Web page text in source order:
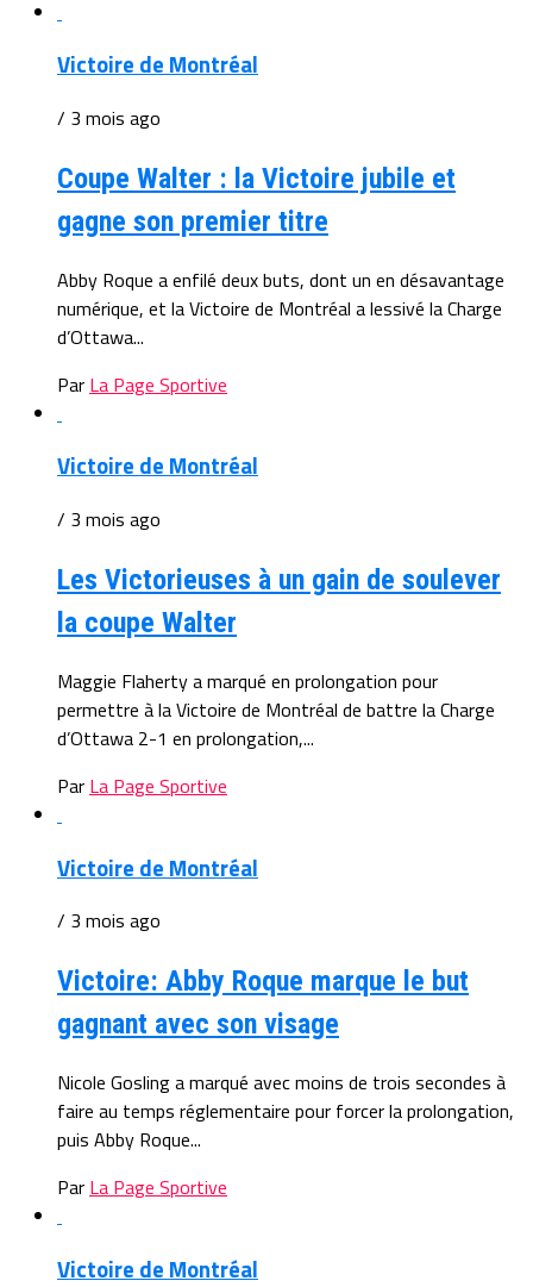
Victoire de Montréal
/ 3 mois ago
Coupe Walter : la Victoire jubile et
gagne son premier titre
Abby Roque a enfilé deux buts, dont un en désavantage
numérique, et la Victoire de Montréal a lessivé la Charge
d’Ottawa...
Par La Page Sportive
Victoire de Montréal
/ 3 mois ago
Les Victorieuses à un gain de soulever
la coupe Walter
Maggie Flaherty a marqué en prolongation pour
permettre à la Victoire de Montréal de battre la Charge
d’Ottawa 2-1 en prolongation,...
Par La Page Sportive
Victoire de Montréal
/ 3 mois ago
Victoire: Abby Roque marque le but
gagnant avec son visage
Nicole Gosling a marqué avec moins de trois secondes à
faire au temps réglementaire pour forcer la prolongation,
puis Abby Roque...
Par La Page Sportive
Victoire de Montréal